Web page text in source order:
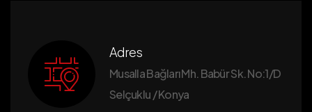
Adres
Musalla Bağları Mh. Babür Sk. No:1/D
Selçuklu / Konya